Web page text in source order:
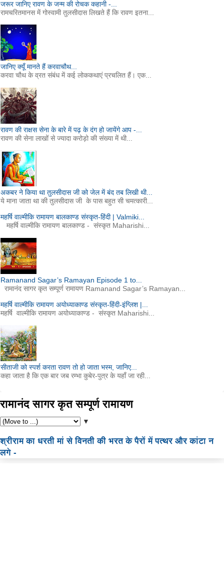
जरूर जानिए रावण के जन्म की रोचक कहानी -...
रामचरितमानस में गोस्वामी तुलसीदास लिखते हैं कि रावण इतना...
जानिए क्यूँ मानते हैं करवाचौथ...
करवा चौथ के व्रत संबंध में कई लोककथाएं प्रचलित हैं। एक...
रावण की राक्षस सेना के बारे में पढ़ के दंग हो जायेंगे आप -...
रावण की सेना लाखों से ज्यादा करोड़ो की संख्या में थी...
अकबर ने किया था तुलसीदास जी को जेल में बंद तब लिखी थी...
ये माना जाता था की तुलसीदास जी के पास बहुत सी चमत्कारी...
महर्षि वाल्मीकि रामायण बालकाण्ड संस्कृत-हिंदी | Valmiki...
महर्षि वाल्मीकि रामायण बालकाण्ड - संस्कृत Maharishi...
Ramanand Sagar’s Ramayan Episode 1 to...
रामानंद सागर कृत सम्पूर्ण रामायण Ramanand Sagar’s Ramayan...
महर्षि वाल्मीकि रामायण अयोध्याकाण्ड संस्कृत-हिंदी-इंग्लिश |...
महर्षि वाल्मीकि रामायण अयोध्याकाण्ड - संस्कृत Maharishi...
सीताजी को स्पर्श करता रावण तो हो जाता भस्म, जानिए...
कहा जाता है कि एक बार जब रम्भा कुबेर-पुत्र के यहाँ जा रही...
रामानंद सागर कृत सम्पूर्ण रामायण
▼
श्रीराम का धरती मां से विनती की भरत के पैरों में पत्थर और कांटा न
लगे -